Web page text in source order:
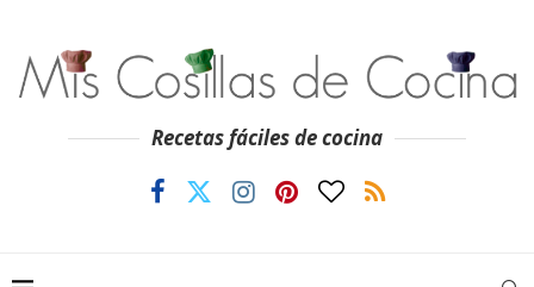
Recetas fáciles de cocina